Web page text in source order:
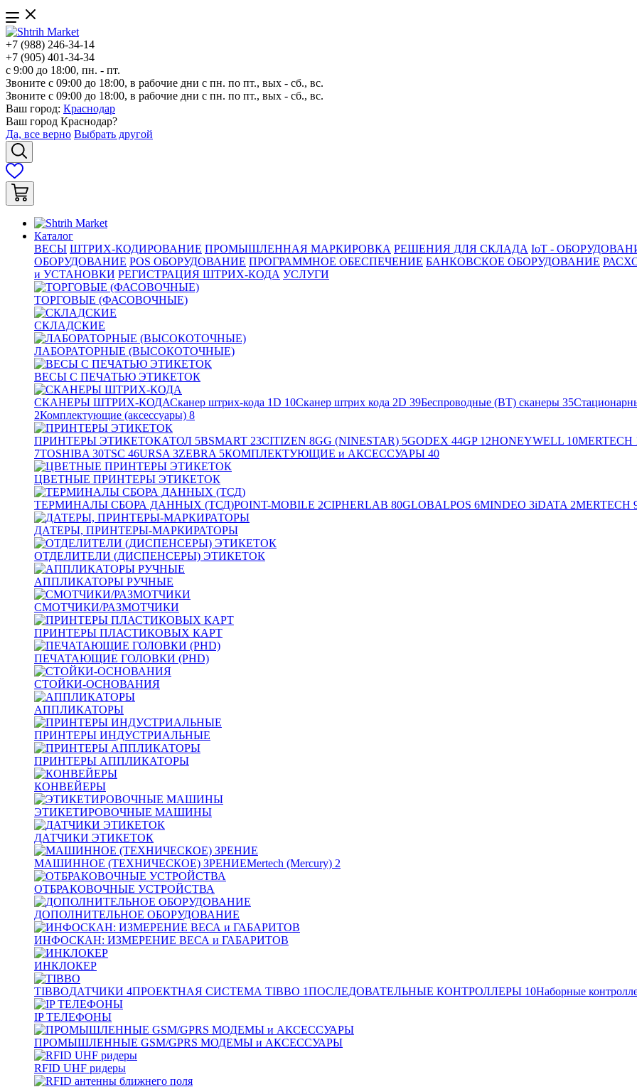
+7 (988) 246-34-14
+7 (905) 401-34-34
с 9:00 до 18:00, пн. - пт.
Звоните с 09:00 до 18:00, в рабочие дни с пн. по пт., вых - сб., вс.
Звоните с 09:00 до 18:00, в рабочие дни с пн. по пт., вых - сб., вс.
Ваш город: Краснодар
Ваш город Краснодар?
Да, все верно Выбрать другой
Каталог
ВЕСЫ ШТРИХ-КОДИРОВАНИЕ ПРОМЫШЛЕННАЯ МАРКИРОВКА РЕШЕНИЯ ДЛЯ СКЛАДА IoT -
ОБОРУДОВАНИЕ POS ОБОРУДОВАНИЕ ПРОГРАММНОЕ ОБЕСПЕЧЕНИЕ БАНКОВСКОЕ ОБОРУДОВАНИЕ
и УСТАНОВКИ РЕГИСТРАЦИЯ ШТРИХ-КОДА УСЛУГИ
ТОРГОВЫЕ (ФАСОВОЧНЫЕ)
СКЛАДСКИЕ
ЛАБОРАТОРНЫЕ (ВЫСОКОТОЧНЫЕ)
ВЕСЫ С ПЕЧАТЬЮ ЭТИКЕТОК
СКАНЕРЫ ШТРИХ-КОДАСканер штрих-кода 1D 10Сканер штрих кода 2D 39Беспроводные (BT) сканеры 35
2Комплектующие (аксессуары) 8
ПРИНТЕРЫ ЭТИКЕТОКАТОЛ 5BSMART 23CITIZEN 8GG (NINESTAR) 5GODEX 44GP12HONEYWELL 10MERTECH
7TOSHIBA 30TSC 46URSA 3ZEBRA 5КОМПЛЕКТУЮЩИЕ и АКСЕССУАРЫ 40
ЦВЕТНЫЕ ПРИНТЕРЫ ЭТИКЕТОК
ТЕРМИНАЛЫ СБОРА ДАННЫХ (ТСД)POINT-MOBILE 2CIPHERLAB 80GLOBALPOS 6MINDEO 3iDATA 2MERTECH
ДАТЕРЫ, ПРИНТЕРЫ-МАРКИРАТОРЫ
ОТДЕЛИТЕЛИ (ДИСПЕНСЕРЫ) ЭТИКЕТОК
АППЛИКАТОРЫ РУЧНЫЕ
СМОТЧИКИ/РАЗМОТЧИКИ
ПРИНТЕРЫ ПЛАСТИКОВЫХ КАРТ
ПЕЧАТАЮЩИЕ ГОЛОВКИ (PHD)
СТОЙКИ-ОСНОВАНИЯ
АППЛИКАТОРЫ
ПРИНТЕРЫ ИНДУСТРИАЛЬНЫЕ
ПРИНТЕРЫ АППЛИКАТОРЫ
КОНВЕЙЕРЫ
ЭТИКЕТИРОВОЧНЫЕ МАШИНЫ
ДАТЧИКИ ЭТИКЕТОК
МАШИННОЕ (ТЕХНИЧЕСКОЕ) ЗРЕНИЕMertech (Mercury) 2
ОТБРАКОВОЧНЫЕ УСТРОЙСТВА
ДОПОЛНИТЕЛЬНОЕ ОБОРУДОВАНИЕ
ИНФОСКАН: ИЗМЕРЕНИЕ ВЕСА и ГАБАРИТОВ
ИНКЛОКЕР
TIBBOДАТЧИКИ 4ПРОЕКТНАЯ СИСТЕМА TIBBO 1ПОСЛЕДОВАТЕЛЬНЫЕ КОНТРОЛЛЕРЫ 10Наборные
IP ТЕЛЕФОНЫ
ПРОМЫШЛЕННЫЕ GSM/GPRS МОДЕМЫ и АКСЕССУАРЫ
RFID UHF ридеры